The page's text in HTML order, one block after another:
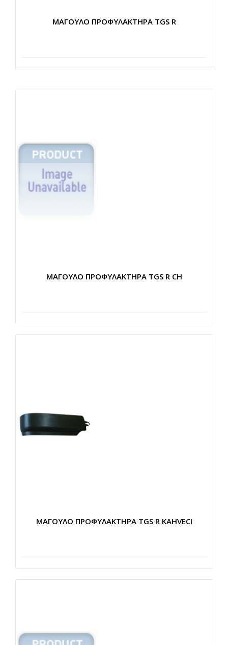
ΜΑΓΟΥΛΟ ΠΡΟΦΥΛΑΚΤΗΡΑ TGS R
ΜΑΓΟΥΛΟ ΠΡΟΦΥΛΑΚΤΗΡΑ TGS R CH
ΜΑΓΟΥΛΟ ΠΡΟΦΥΛΑΚΤΗΡΑ TGS R KAHVECI